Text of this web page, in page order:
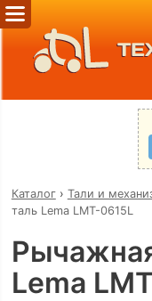
Каталог› Тали и
таль Lema LMT-0615L
Lema